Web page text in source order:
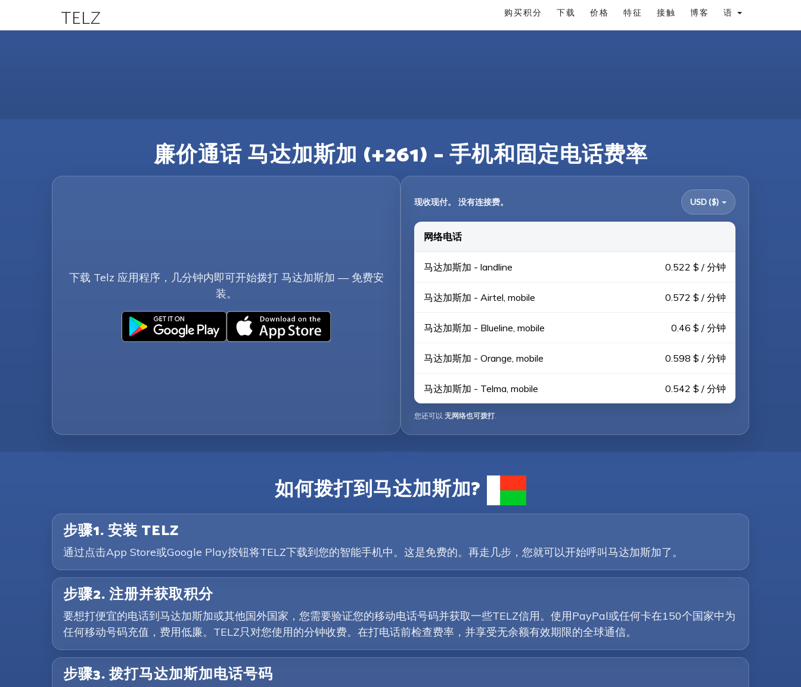
TELZ 购买积分 下载 价格 特征 接触 博客 语
廉价通话 马达加斯加 (+261) – 手机和固定电话费率
下载 Telz 应用程序，几分钟内即可开始拨打 马达加斯加 — 免费安
装。
现收现付。 没有连接费。 USD ($)
网络电话
马达加斯加 - landline 0.522 $ / 分钟
马达加斯加 - Airtel, mobile 0.572 $ / 分钟
马达加斯加 - Blueline, mobile 0.46 $ / 分钟
马达加斯加 - Orange, mobile 0.598 $ / 分钟
马达加斯加 - Telma, mobile 0.542 $ / 分钟
您还可以 无网络也可拨打.
如何拨打到马达加斯加?
步骤1. 安装 TELZ
通过点击App Store或Google Play按钮将TELZ下载到您的智能手机中。这是免费的。再走几步，您就可以开始呼叫马达加斯加了。
步骤2. 注册并获取积分
要想打便宜的电话到马达加斯加或其他国外国家，您需要验证您的移动电话号码并获取一些TELZ信用。使用PayPal或任何卡在150个国家中为
任何移动号码充值，费用低廉。TELZ只对您使用的分钟收费。在打电话前检查费率，并享受无余额有效期限的全球通信。
步骤3. 拨打马达加斯加电话号码